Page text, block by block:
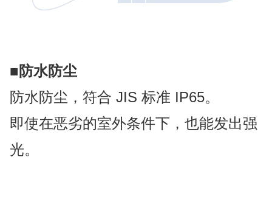
■ 防水防尘
防水防尘，符合 JIS 标准 IP65。
即使在恶劣的室外条件下，也能发出强
光。